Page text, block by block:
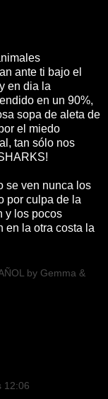
ante ti bajo el
en dia la
en un 90%,
sopa de aleta de
el miedo
tan sólo nos
se ven nunca los
por culpa de la
y los pocos
en la otra costa la
by Gemma &
12:06